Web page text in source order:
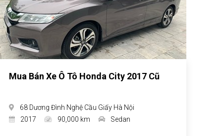
Mua Bán Xe Ô Tô Honda City 2017 Cũ
68 Dương Đình Nghệ Cầu Giấy Hà Nội
2017
90,000 km Sedan